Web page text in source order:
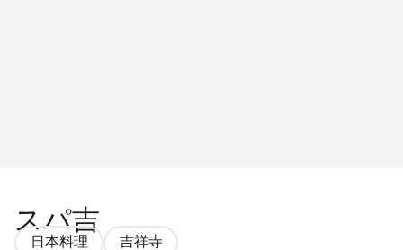
スパ吉
日本料理 吉祥寺